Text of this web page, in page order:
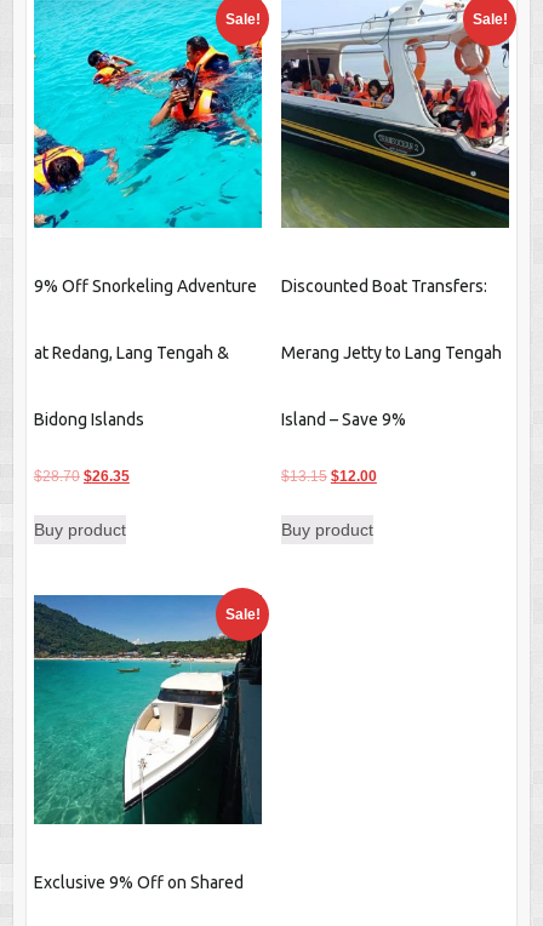
Sale!
9% Off Snorkeling Adventure
at Redang, Lang Tengah &
Bidong Islands
$28.70 Original
was:
$26.35Current
Buy product
Sale!
Discounted Boat Transfers:
Merang Jetty to Lang Tengah
Island – Save 9%
$13.15 Original
was:
$12.00Current
Buy product
Sale!
Exclusive 9% Off on Shared